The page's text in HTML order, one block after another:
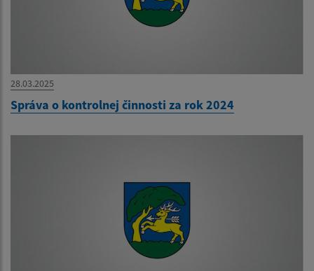
28.03.2025
Správa o kontrolnej činnosti za rok 2024